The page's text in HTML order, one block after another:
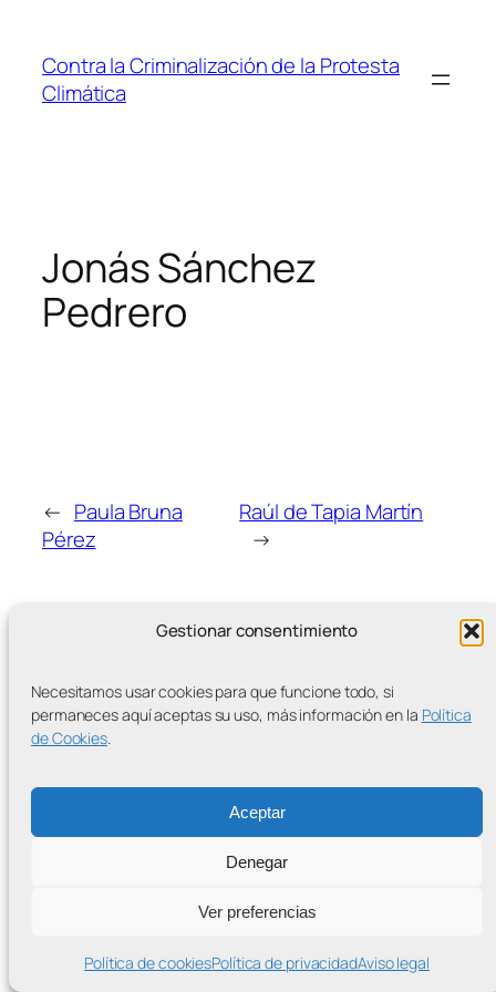
Gestionar consentimiento
Necesitamos usar cookies para que funcione todo, si
permaneces aquí aceptas su uso, más información en la Política
de Cookies.
Aceptar
Denegar
Ver preferencias
Política de cookiesPolítica de privacidadAviso legal
contenido
Contra la Criminalización de la Protesta
Climática
Jonás Sánchez
Pedrero
← Paula Bruna
Pérez
Raúl de Tapia Martín
→
MÁS ENTRADAS
Contra la Criminalización de la Protesta Climática
WordPress